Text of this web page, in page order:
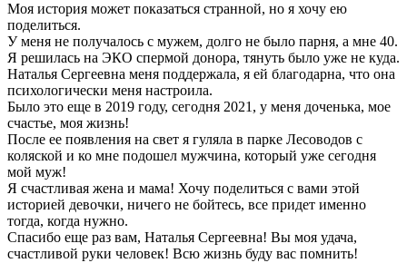
Моя история может показаться странной, но я хочу ею
поделиться.
У меня не получалось с мужем, долго не было парня, а мне 40.
Я решилась на ЭКО спермой донора, тянуть было уже не куда.
Наталья Сергеевна меня поддержала, я ей благодарна, что она
психологически меня настроила.
Было это еще в 2019 году, сегодня 2021, у меня доченька, мое
счастье, моя жизнь!
После ее появления на свет я гуляла в парке Лесоводов с
коляской и ко мне подошел мужчина, который уже сегодня
мой муж!
Я счастливая жена и мама! Хочу поделиться с вами этой
историей девочки, ничего не бойтесь, все придет именно
тогда, когда нужно.
Спасибо еще раз вам, Наталья Сергеевна! Вы моя удача,
счастливой руки человек! Всю жизнь буду вас помнить!